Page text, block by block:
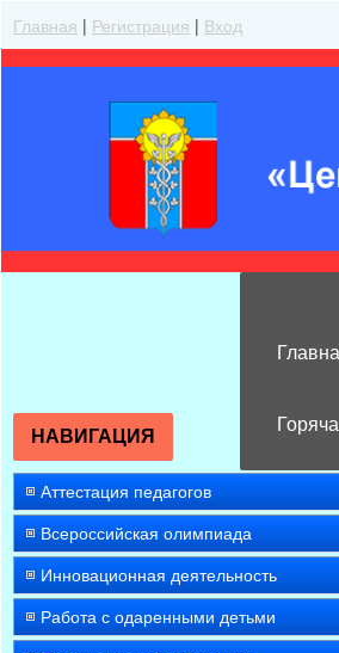
Главная | Регистрация | Вход
НАВИГАЦИЯ
Аттестация педагогов
Всероссийская олимпиада
Инновационная деятельность
Работа с одаренными детьми